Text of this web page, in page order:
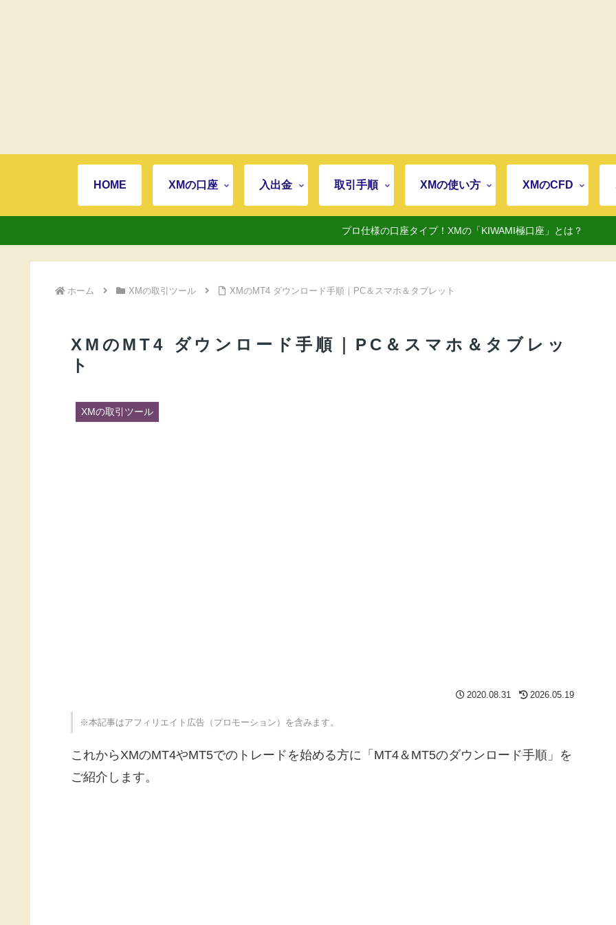
HOME XMの口座 入出金 取引手順 XMの使い方 XMのCFD
プロ仕様の口座タイプ！XMの「KIWAMI極口座」とは？
ホーム XMの取引ツール XMのMT4 ダウンロード手順｜PC＆スマホ＆タブレット
XMのMT4 ダウンロード手順｜PC＆スマホ＆タブレッ
ト
XMの取引ツール
2020.08.31 2026.05.19
※本記事はアフィリエイト広告（プロモーション）を含みます。
これからXMのMT4やMT5でのトレードを始める方に「MT4＆MT5のダウンロード手順」を
ご紹介します。